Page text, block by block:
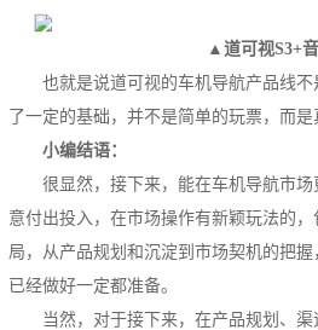
▲道可视S3+
也就是说道可视的车机导航产品线
了一定的基础，并不是简单的玩票，而是
小编结语：
很显然，接下来，能在车机导航市
意付出投入，在市场操作有新颖玩法的
局，从产品规划和沉淀到市场契机的把
已经做好一定都准备。
当然，对于接下来，在产品规划、渠